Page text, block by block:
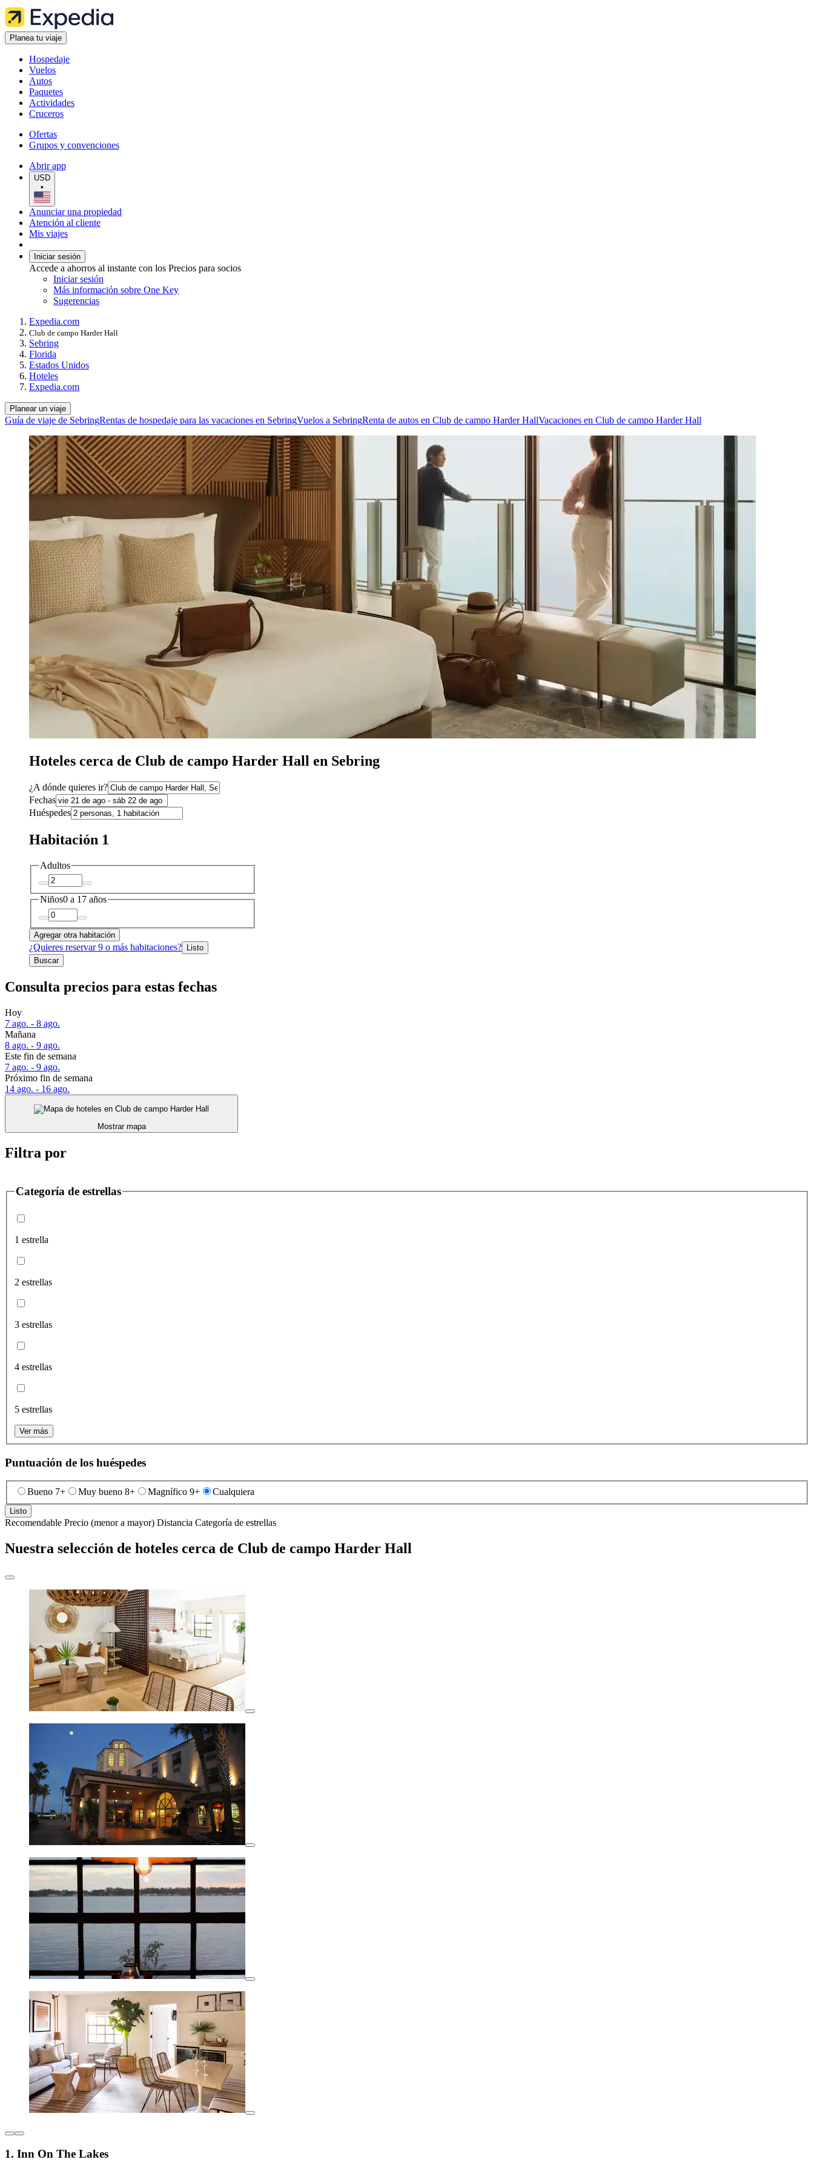
Planea tu viaje
Hospedaje
Vuelos
Autos
Paquetes
Actividades
Cruceros
Ofertas
Grupos y convenciones
Abrir app
USD
•
Anunciar una propiedad
Atención al cliente
Mis viajes
Iniciar sesión
Accede a ahorros al instante con los Precios para socios
Iniciar sesión
Más información sobre One Key
Sugerencias
Expedia.com
Club de campo Harder Hall
Sebring
Florida
Estados Unidos
Hoteles
Expedia.com
Planear un viaje
Guía de viaje de SebringRentas de hospedaje para las vacaciones en SebringVuelos a SebringRenta de autos en Club de campo Harder HallVacaciones en Club de campo Harder Hall
Hoteles cerca de Club de campo Harder Hall en Sebring
¿A dónde quieres ir?
Fechas
Huéspedes
Habitación 1
Adultos
Niños0 a 17 años
Agregar otra habitación
¿Quieres reservar 9 o más habitaciones? Listo
Buscar
Consulta precios para estas fechas
Hoy
7 ago. - 8 ago.
Mañana
8 ago. - 9 ago.
Este fin de semana
7 ago. - 9 ago.
Próximo fin de semana
14 ago. - 16 ago.
Mostrar mapa
Filtra por
Categoría de estrellas
1 estrella
2 estrellas
3 estrellas
4 estrellas
5 estrellas
Ver más
Puntuación de los huéspedes
Bueno 7+ Muy bueno 8+ Magnífico 9+ Cualquiera
Listo
Recomendable Precio (menor a mayor) Distancia Categoría de estrellas
Nuestra selección de hoteles cerca de Club de campo Harder Hall
1. Inn On The Lakes